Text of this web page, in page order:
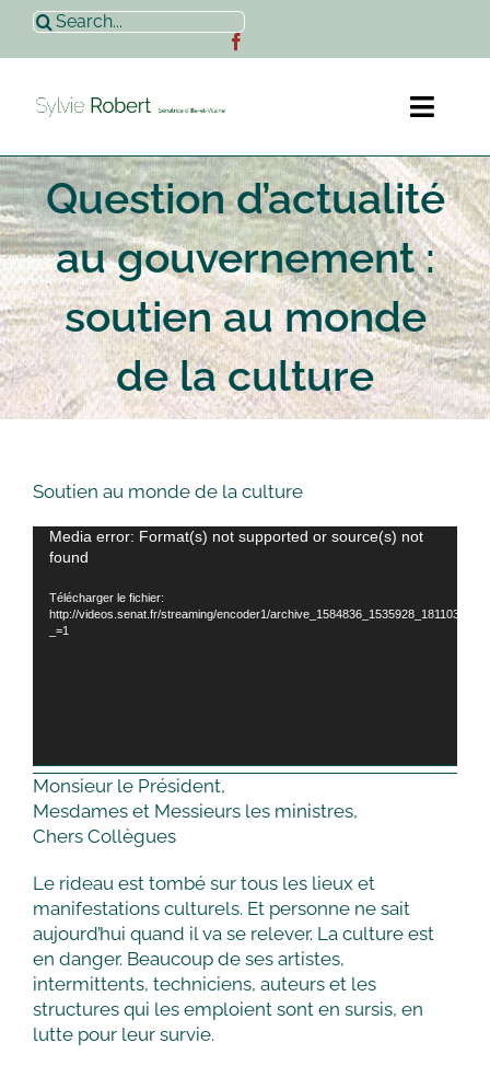
Passer
contenu
Rechercher:
Accueil
Sylvie Robert
Actualités
Contact
Question d’actualité
au gouvernement :
soutien au monde
de la culture
Soutien au monde de la culture
Lecteur
vidéo
Media error: Format(s) not supported or source(s) not
found
Télécharger le fichier:
http://videos.senat.fr/streaming/encoder1/
_=1
Monsieur le Président,
Mesdames et Messieurs les ministres,
Chers Collègues
Le rideau est tombé sur tous les lieux et
manifestations culturels. Et personne ne sait
aujourd’hui quand il va se relever. La culture est
en danger. Beaucoup de ses artistes,
intermittents, techniciens, auteurs et les
structures qui les emploient sont en sursis, en
lutte pour leur survie.